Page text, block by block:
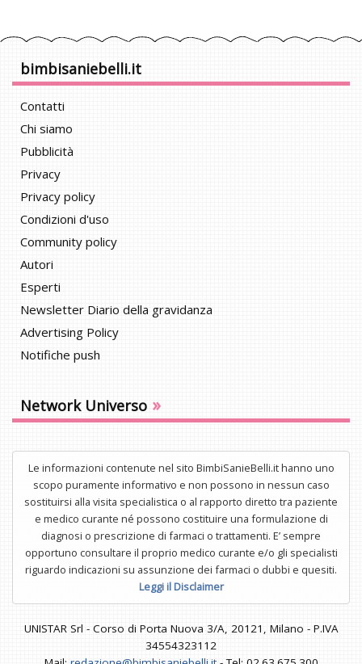
bimbisaniebelli.it
Contatti
Chi siamo
Pubblicità
Privacy
Privacy policy
Condizioni d'uso
Community policy
Autori
Esperti
Newsletter Diario della gravidanza
Advertising Policy
Notifiche push
Network Universo »
Le informazioni contenute nel sito BimbiSanieBelli.it hanno uno
scopo puramente informativo e non possono in nessun caso
sostituirsi alla visita specialistica o al rapporto diretto tra paziente
e medico curante né possono costituire una formulazione di
diagnosi o prescrizione di farmaci o trattamenti. E’ sempre
opportuno consultare il proprio medico curante e/o gli specialisti
riguardo indicazioni su assunzione dei farmaci o dubbi e quesiti.
Leggi il Disclaimer
UNISTAR Srl - Corso di Porta Nuova 3/A, 20121, Milano - P.IVA
34554323112